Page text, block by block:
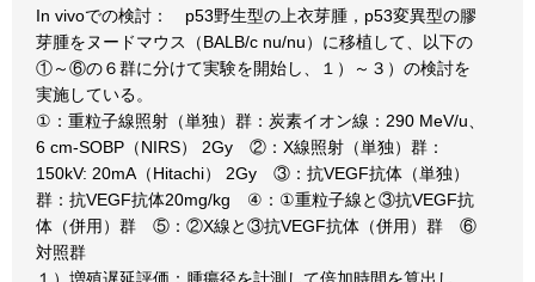
In vivoでの検討： p53野生型の上衣芽腫，p53変異型の膠
芽腫をヌードマウス（BALB/c nu/nu）に移植して、以下の
①～⑥の６群に分けて実験を開始し、１）～３）の検討を
実施している。
①：重粒子線照射（単独）群：炭素イオン線：290 MeV/u、
6 cm-SOBP（NIRS） 2Gy ②：X線照射（単独）群：
150kV: 20mA（Hitachi） 2Gy ③：抗VEGF抗体（単独）
群：抗VEGF抗体20mg/kg ④：①重粒子線と③抗VEGF抗
体（併用）群 ⑤：②X線と③抗VEGF抗体（併用）群 ⑥
対照群